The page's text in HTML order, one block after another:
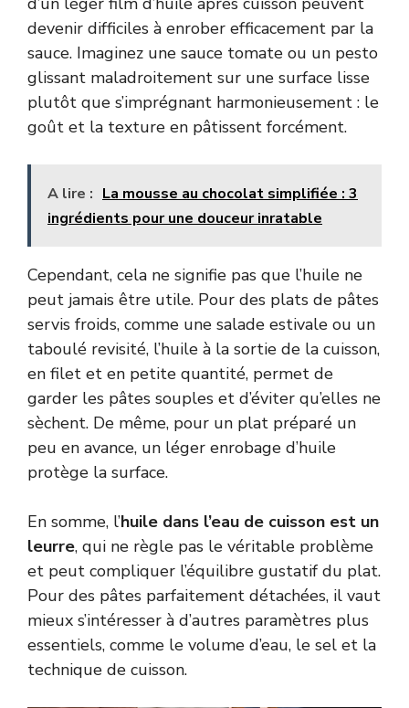
devenir difficiles à enrober efficacement par la
sauce. Imaginez une sauce tomate ou un pesto
glissant maladroitement sur une surface lisse
plutôt que s’imprégnant harmonieusement : le
goût et la texture en pâtissent forcément.
A lire : La mousse au chocolat simplifiée : 3
ingrédients pour une douceur inratable
Cependant, cela ne signifie pas que l’huile ne
peut jamais être utile. Pour des plats de pâtes
servis froids, comme une salade estivale ou un
taboulé revisité, l’huile à la sortie de la cuisson,
en filet et en petite quantité, permet de
garder les pâtes souples et d’éviter qu’elles ne
sèchent. De même, pour un plat préparé un
peu en avance, un léger enrobage d’huile
protège la surface.
En somme, l’huile dans l’eau de cuisson est un
leurre, qui ne règle pas le véritable problème
et peut compliquer l’équilibre gustatif du plat.
Pour des pâtes parfaitement détachées, il vaut
mieux s’intéresser à d’autres paramètres plus
essentiels, comme le volume d’eau, le sel et la
technique de cuisson.